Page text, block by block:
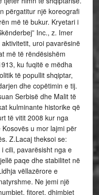
përgatitur një koreografi
më të bukur. Kryetari i
Inc., z. Imer
uroi pavarësinë
më të rëndësishëm
ku fuqitë e mëdha
të popullit shqiptar,
dhe copëtimin e tij.
Serbisë dhe Malit të
kulminante historike që
të vitit 2008 kur nga
u mor lajmi për
Z.Lacaj theksoi se:
cili, pavarësisht nga e
paqe dhe stabilitet në
vëllazërore e
Ne jemi një
fitoret, dhimbjet